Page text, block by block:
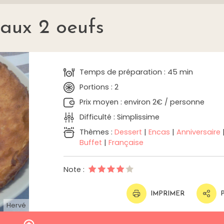
2 oeufs
Hervé
Temps de préparation : 45 min
Portions : 2
Prix moyen : environ 2€ / personne
Difficulté : Simplissime
Thèmes :Dessert |Encas |Anniversaire
Buffet |Française
Note :
IMPRIMER